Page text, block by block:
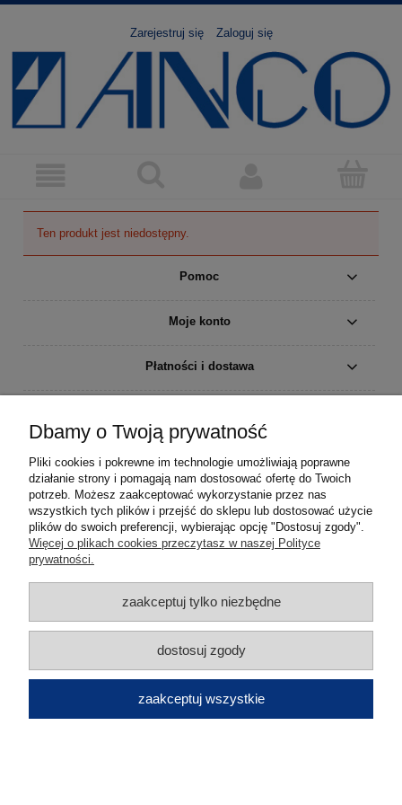
Zarejestruj się Zaloguj się
Ten produkt jest niedostępny.
Pomoc
Moje konto
Płatności i dostawa
O nas
pokaż pełną wersję strony
Sklep internetowy Shoper.pl
Dbamy o Twoją prywatność
Pliki cookies i pokrewne im technologie umożliwiają poprawne
działanie strony i pomagają nam dostosować ofertę do Twoich
potrzeb. Możesz zaakceptować wykorzystanie przez nas
wszystkich tych plików i przejść do sklepu lub dostosować użycie
plików do swoich preferencji, wybierając opcję "Dostosuj zgody".
Więcej o plikach cookies przeczytasz w naszej Polityce
prywatności.
zaakceptuj tylko niezbędne
dostosuj zgody
zaakceptuj wszystkie